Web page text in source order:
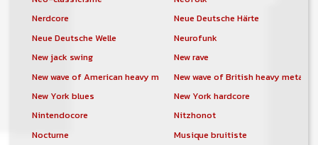
Nerdcore
Neue Deutsche Härte
Neue Deutsche Welle
Neurofunk
New jack swing
New rave
New wave of American heavy metalNew wave of British heavy metal
New York blues
New York hardcore
Nintendocore
Nitzhonot
Nocturne
Musique bruitiste